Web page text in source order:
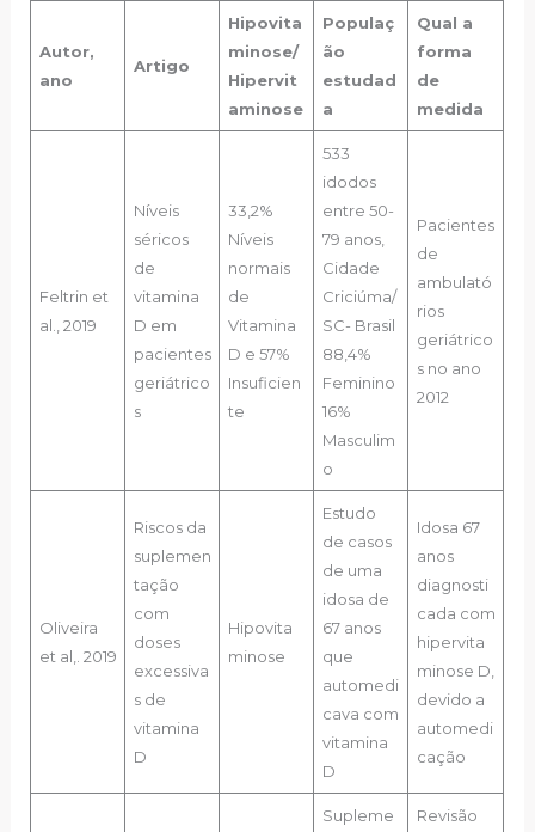
Autor,
ano
Artigo
Hipovita
minose/
Hipervit
aminose
Populaç
ão
estudad
a
Qual a
forma
de
medida
Feltrin et
al., 2019
Níveis
séricos
de
vitamina
D em
pacientes
geriátrico
s
33,2%
Níveis
normais
de
Vitamina
D e 57%
Insuficien
te
533
idodos
entre 50-
79 anos,
Cidade
Criciúma/
SC- Brasil
88,4%
Feminino
16%
Masculim
o
Pacientes
de
ambulató
rios
geriátrico
s no ano
2012
Oliveira
et al,. 2019
Riscos da
suplemen
tação
com
doses
excessiva
s de
vitamina
D
Hipovita
minose
Estudo
de casos
de uma
idosa de
67 anos
que
automedi
cava com
vitamina
D
Idosa 67
anos
diagnosti
cada com
hipervita
minose D,
devido a
automedi
cação
Supleme
Revisão